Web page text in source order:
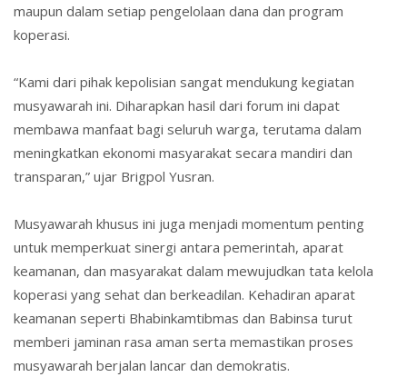
maupun dalam setiap pengelolaan dana dan program
koperasi.
“Kami dari pihak kepolisian sangat mendukung kegiatan
musyawarah ini. Diharapkan hasil dari forum ini dapat
membawa manfaat bagi seluruh warga, terutama dalam
meningkatkan ekonomi masyarakat secara mandiri dan
transparan,” ujar Brigpol Yusran.
Musyawarah khusus ini juga menjadi momentum penting
untuk memperkuat sinergi antara pemerintah, aparat
keamanan, dan masyarakat dalam mewujudkan tata kelola
koperasi yang sehat dan berkeadilan. Kehadiran aparat
keamanan seperti Bhabinkamtibmas dan Babinsa turut
memberi jaminan rasa aman serta memastikan proses
musyawarah berjalan lancar dan demokratis.